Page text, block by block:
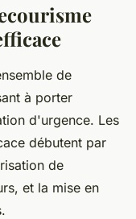
de
à porter
d'urgence. Les
débutent par
de
et la mise en